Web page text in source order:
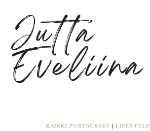
sisältöön
Jutta
Eveliina
KAIKKI POSTAUKSET |LIFESTYLE